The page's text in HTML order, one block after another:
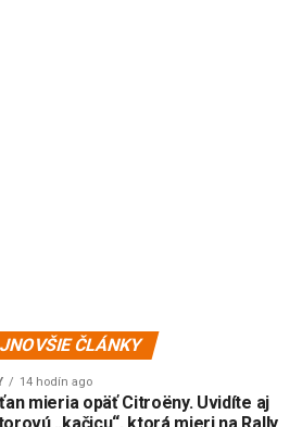
ČLÁNKY
14 hodín ago
mieria opäť Citroëny. Uvidíte aj